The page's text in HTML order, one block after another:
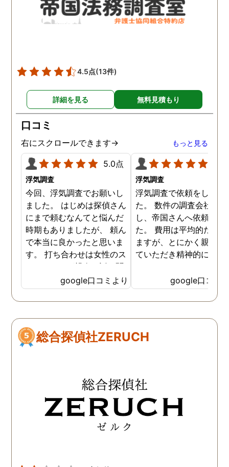
4.5点(13件)
詳細を見る 無料見積もり
口コミ
右にスクロールできます→ もっと見る
5.0点
浮気調査
今回、浮気調査でお願いし
ました。 はじめは探偵さん
にまで頼むなんてと悩んだ
時期もありましたが、 頼ん
で本当に良かったと思いま
す。 打ち合わせは女性のス
タッフさんが親身に話を聞
いていただき 実際の調査中
も、細かい報告・対応はも
ちろん 自分のメンタルが弱
きました。 家族友人にもい
いづらい辛い気持ちを受け
も最初の打ち合わせで詳し
く説明頂いたので、 自分の
中で予想が立てやすかった
です。 自分は離婚という道
を選びましたが、それぞれ
も一緒に考えてもらえると
google口コミより
浮気調査
浮気調査で依頼をしまし
た。 数件の調査会社へ
し、帝国さんへ依頼しま
た。 費用は平均的だと
ますが、とにかく親身に
ていただき精神的にも支
はその都度状況を報告し
いただき、中途半端な調
にならない様にされてい
く感じました。 また調
果を受けてからの今後の
完璧な報告書で訴訟に臨
ました。 今は幸せです
ちらへお願いして本当に
かった。
google口コミ
総合探偵社ZERUCH